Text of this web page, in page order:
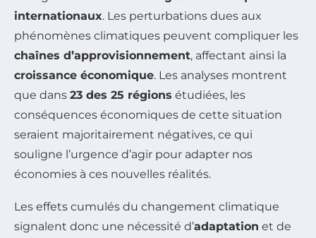
internationaux. Les perturbations dues aux
phénomènes climatiques peuvent compliquer les
chaînes d’approvisionnement, affectant ainsi la
croissance économique. Les analyses montrent
que dans 23 des 25 régions étudiées, les
conséquences économiques de cette situation
seraient majoritairement négatives, ce qui
souligne l’urgence d’agir pour adapter nos
économies à ces nouvelles réalités.
Les effets cumulés du changement climatique
signalent donc une nécessité d’adaptation et de